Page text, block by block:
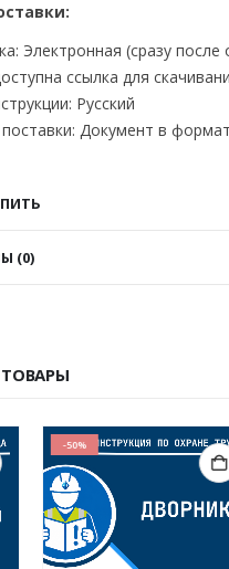
Электронная (сразу
ссылка для
Русский
Документ в
(0)
-50%